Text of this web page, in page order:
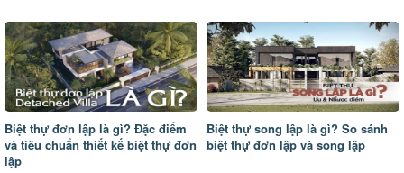
Biệt thự đơn lập là gì? Đặc điểm
và tiêu chuẩn thiết kế biệt thự đơn
lập
Biệt thự song lập là gì? So sánh
biệt thự đơn lập và song lập